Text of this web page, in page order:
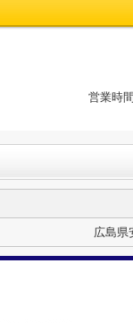
営業時
広島県